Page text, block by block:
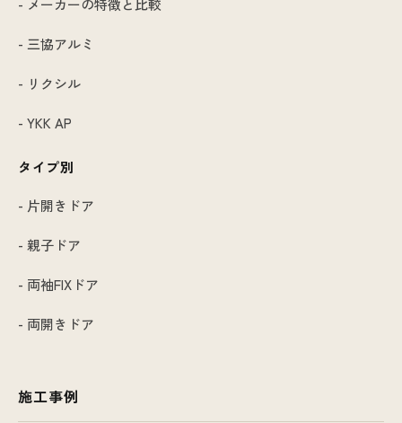
- メーカーの特徴と比較
- 三協アルミ
- リクシル
- YKK AP
タイプ別
- 片開きドア
- 親子ドア
- 両袖FIXドア
- 両開きドア
施工事例